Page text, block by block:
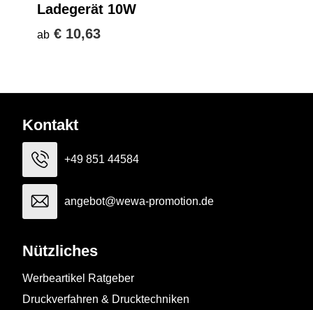
Ladegerät 10W
ab € 10,63
Kontakt
+49 851 44584
angebot@wewa-promotion.de
Nützliches
Werbeartikel Ratgeber
Druckverfahren & Drucktechniken